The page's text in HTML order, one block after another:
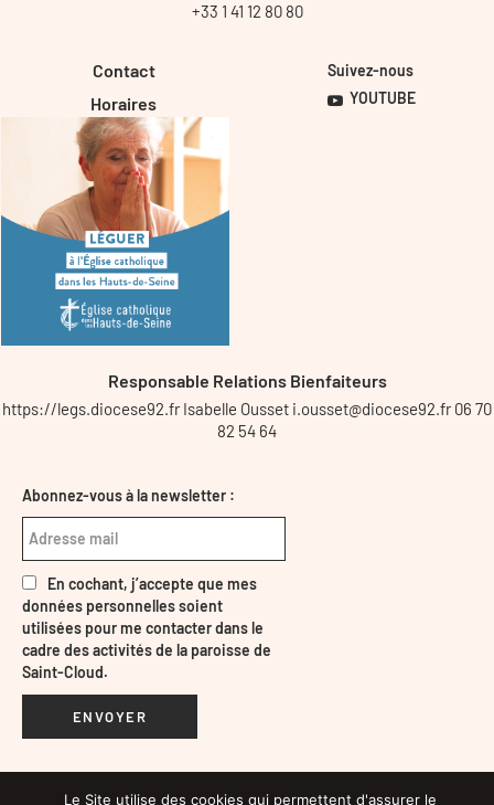
+33 1 41 12 80 80
Contact
Horaires
Suivez-nous
YOUTUBE
Responsable Relations Bienfaiteurs
https://legs.diocese92.fr Isabelle Ousset i.ousset@diocese92.fr 06 70
82 54 64
Abonnez-vous à la newsletter :
En cochant, j’accepte que mes
données personnelles soient
utilisées pour me contacter dans le
cadre des activités de la paroisse de
Saint-Cloud.
ENVOYER
Le Site utilise des cookies qui permettent d'assurer le